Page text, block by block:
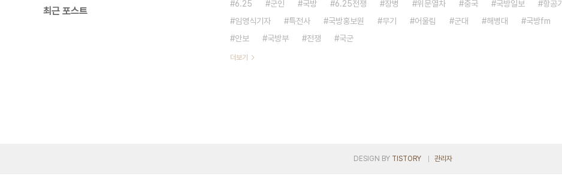
최근 포스트
6.25
군인 국방 6.25전쟁 장병 위문열차 중국 국방일보
항공기
임영식기자
특전사 국방홍보원 무기 어울림 군대 해병대
국방fm
안보
국방부 전쟁 국군
더보기
DESIGN BY TISTORY 관리자